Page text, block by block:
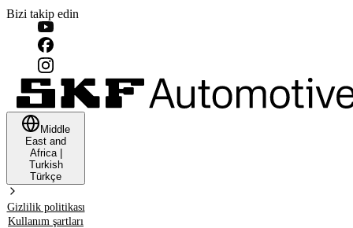
Bizi takip edin
Middle
East and
Africa|
Turkish
Türkçe
Gizlilik politikası
Kullanım şartları